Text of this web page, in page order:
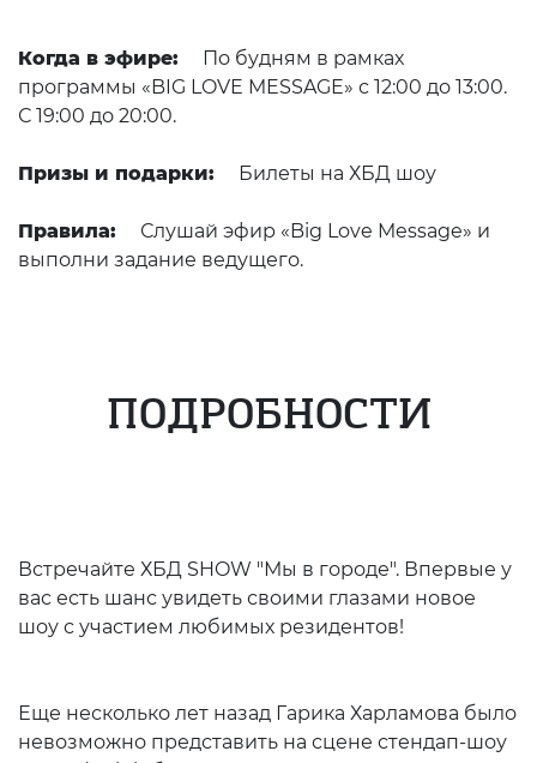
Когда в эфире:
По будням в рамках
программы «BIG LOVE MESSAGE» с 12:00 до 13:00.
С 19:00 до 20:00.
Призы и подарки: Билеты на ХБД шоу
Правила:
Слушай эфир «Big Love Message» и
выполни задание ведущего.
ПОДРОБНОСТИ
Встречайте ХБД SHOW "Мы в городе". Впервые у
вас есть шанс увидеть своими глазами новое
шоу с участием любимых резидентов!
Еще несколько лет назад Гарика Харламова было
невозможно представить на сцене стендап-шоу